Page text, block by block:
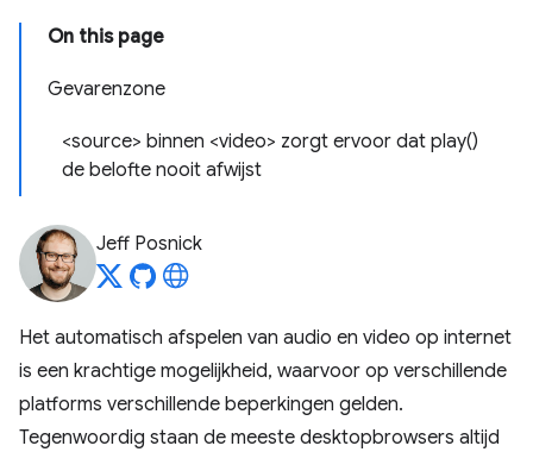
On this page
Gevarenzone
<source> binnen <video> zorgt ervoor dat play()
de belofte nooit afwijst
Jeff Posnick
Het automatisch afspelen van audio en video op internet
is een krachtige mogelijkheid, waarvoor op verschillende
platforms verschillende beperkingen gelden.
Tegenwoordig staan ​​de meeste desktopbrowsers altijd